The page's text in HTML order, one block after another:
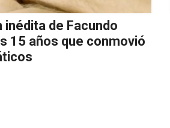
inédita de Facundo
15 años que conmovió